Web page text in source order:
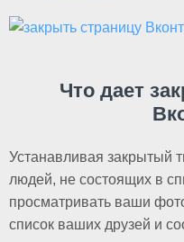
Что дает
Устанавливая закрытый
людей, не состоящих в
просматривать ваши
список ваших друзей и